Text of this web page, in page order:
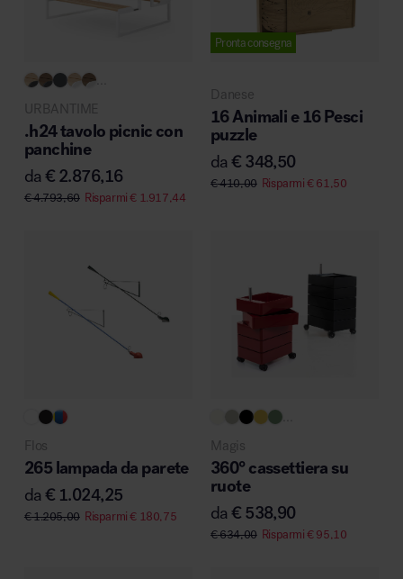
...
URBANTIME
.h24 tavolo picnic con
panchine
da€ 2.876,16
€4.793,60 Risparmi€1.917,44
Pronta consegna
Danese
16 Animali e 16 Pesci
puzzle
da€ 348,50
€410,00 Risparmi€61,50
Flos
265 lampada da parete
da€ 1.024,25
€1.205,00 Risparmi€180,75
Magis
360° cassettiera su
ruote
da€ 538,90
€634,00 Risparmi€95,10